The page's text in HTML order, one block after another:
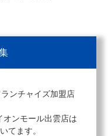
ンチャイズ加盟店
オンモール出雲店は
てます。